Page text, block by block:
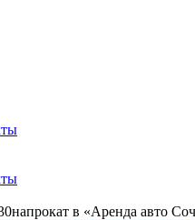
в «Аренда авто